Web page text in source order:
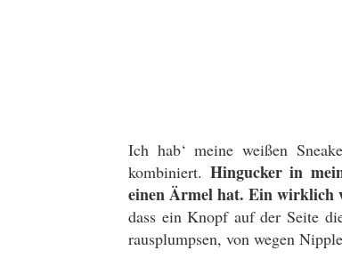
Ich hab‘ meine weißen
kombiniert. Hingucker in
einen Ärmel hat. Ein wirklich
dass ein Knopf auf der Seite
rausplumpsen, von wegen